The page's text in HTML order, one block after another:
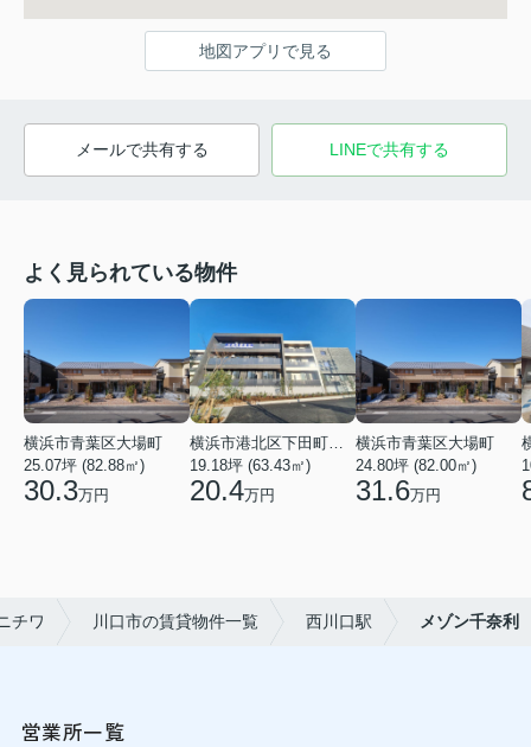
地図アプリで見る
メールで共有する LINEで共有する
よく見られている物件
横浜市青葉区大場町
25.07坪 (82.88㎡)
30.3万円
19.18坪 (63.43㎡)
20.4万円
横浜市青葉区大場町
24.80坪 (82.00㎡)
31.6万円
チワ 川口市の賃貸物件一覧 西川口駅 メゾン千奈利
営業所一覧